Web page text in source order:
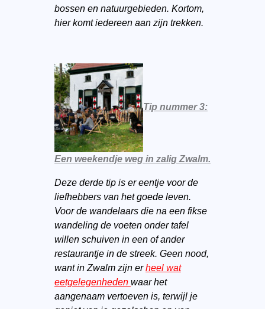
bossen en natuurgebieden. Kortom,
hier komt iedereen aan zijn trekken.
Tip nummer 3:
Een weekendje weg in zalig Zwalm.
Deze derde tip is er eentje voor de
liefhebbers van het goede leven.
Voor de wandelaars die na een fikse
wandeling de voeten onder tafel
willen schuiven in een of ander
restaurantje in de streek. Geen nood,
want in Zwalm zijn erheel wat
eetgelegenheden waar het
aangenaam vertoeven is, terwijl je